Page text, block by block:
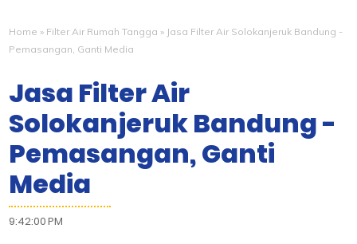
Home » Filter Air Rumah Tangga » Jasa Filter Air Solokanjeruk Bandung -
Pemasangan, Ganti Media
Jasa Filter Air
Solokanjeruk Bandung -
Pemasangan, Ganti
Media
9:42:00 PM